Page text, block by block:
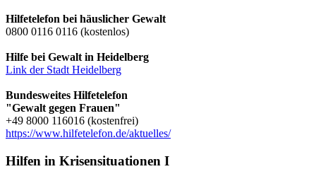
Hilfetelefon bei häuslicher Gewalt
0800 0116 0116 (kostenlos)
Hilfe bei Gewalt in Heidelberg
Link der Stadt Heidelberg
Bundesweites Hilfetelefon
"Gewalt gegen Frauen"
+49 8000 116016 (kostenfrei)
https://www.hilfetelefon.de/aktuelles/
Hilfen in Krisensituationen I